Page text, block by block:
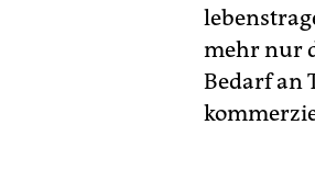
mehr nur
Bedarf an